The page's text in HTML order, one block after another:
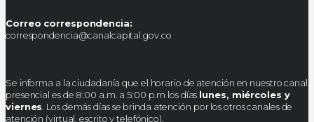
Correo correspondencia:
correspondencia@canalcapital.gov.co
Se informa a la ciudadanía que el horario de atención en nuestro canal
presencial es de 8:00 a.m. a 5:00 p.m los días lunes, miércoles y
viernes. Los demás días se brinda atención por los otros canales de
atención (virtual, escrito y telefónico).